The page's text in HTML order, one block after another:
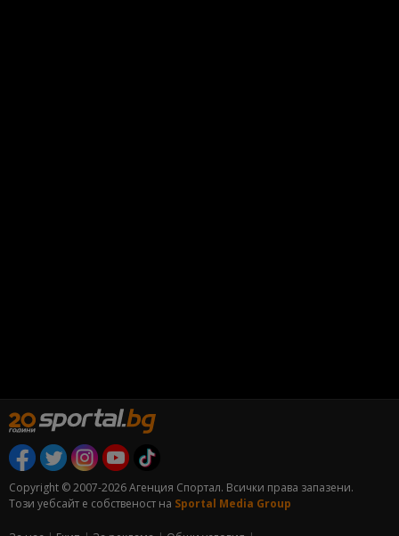
Copyright © 2007-2026 Агенция Спортал. Всички права запазени.
Този уебсайт е собственост на Sportal Media Group